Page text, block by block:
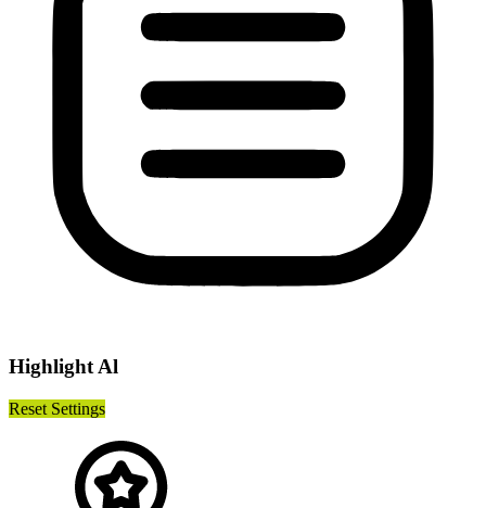
Highlight Al
Reset Settings